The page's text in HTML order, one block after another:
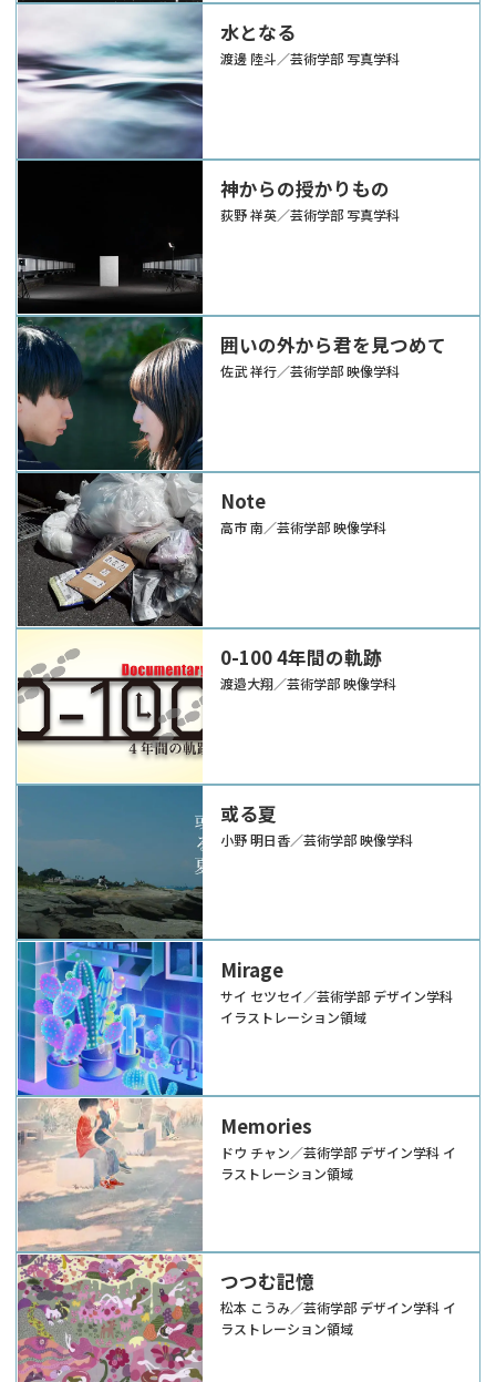
水となる
渡邊 陸斗／芸術学部 写真学科
神からの授かりもの
荻野 祥英／芸術学部 写真学科
囲いの外から君を見つめて
佐武 祥行／芸術学部 映像学科
Note
高市 南／芸術学部 映像学科
0-100 4年間の軌跡
渡邉大翔／芸術学部 映像学科
或る夏
小野 明日香／芸術学部 映像学科
Mirage
サイ セツセイ／芸術学部 デザイン学科
イラストレーション領域
Memories
ドウ チャン／芸術学部 デザイン学科 イ
ラストレーション領域
つつむ記憶
松本 こうみ／芸術学部 デザイン学科 イ
ラストレーション領域